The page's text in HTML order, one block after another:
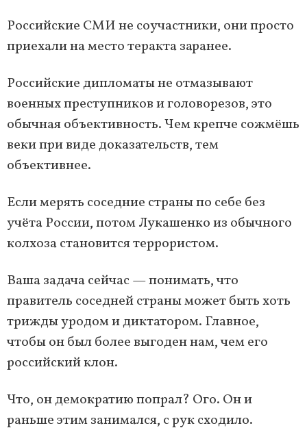
Российские СМИ не соучастники, они просто
приехали на место теракта заранее.
Российские дипломаты не отмазывают
военных преступников и головорезов, это
обычная объективность. Чем крепче сожмёшь
веки при виде доказательств, тем
объективнее.
Если мерять соседние страны по себе без
учёта России, потом Лукашенко из обычного
колхоза становится террористом.
Ваша задача сейчас — понимать, что
правитель соседней страны может быть хоть
трижды уродом и диктатором. Главное,
чтобы он был более выгоден нам, чем его
российский клон.
Что, он демократию попрал? Ого. Он и
раньше этим занимался, с рук сходило.